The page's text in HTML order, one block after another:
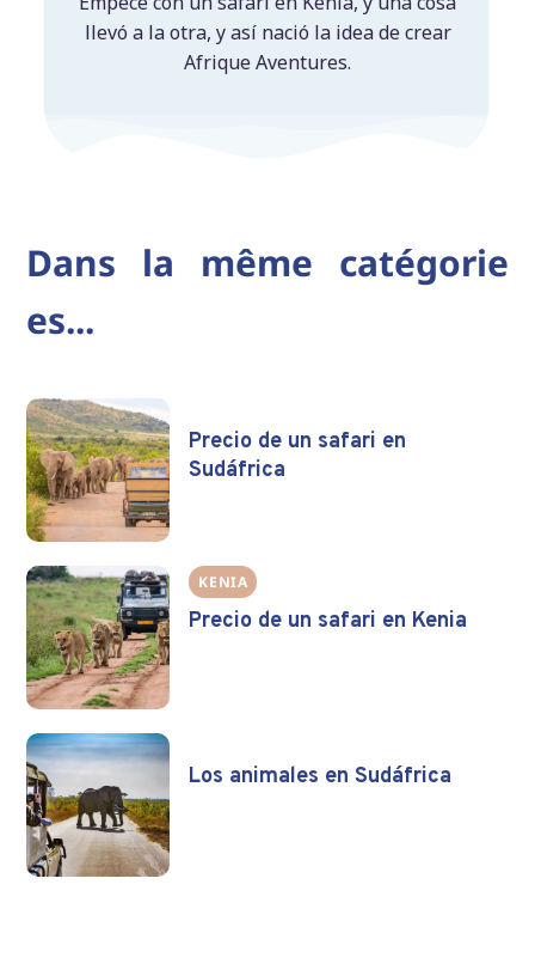
llevó a la otra, y así nació la idea de crear
Afrique Aventures.
Dans la même catégorie
es...
Precio de un safari en
Sudáfrica
KENIA
Precio de un safari en Kenia
Los animales en Sudáfrica